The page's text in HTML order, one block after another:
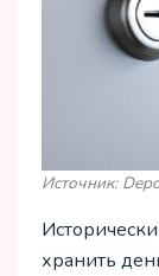
Источник:
хранить